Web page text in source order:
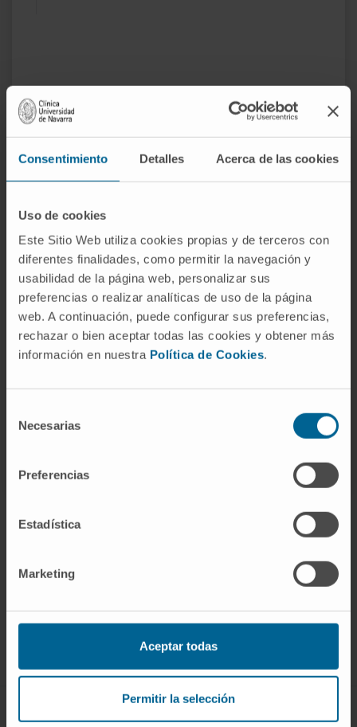
Consentimiento Detalles Acerca de las cookies
Uso de cookies
Este Sitio Web utiliza cookies propias y de terceros con
diferentes finalidades, como permitir la navegación y
usabilidad de la página web, personalizar sus
preferencias o realizar analíticas de uso de la página
web. A continuación, puede configurar sus preferencias,
rechazar o bien aceptar todas las cookies y obtener más
información en nuestra Política de Cookies.
Necesarias
Preferencias
Estadística
Marketing
Aceptar todas
Permitir la selección
Activité
En enseignement
Professeure collaboratrice de travaux
nucléaire. Facultad de Medicina, Universidad
Complutense de Madrid.
En recherche
Elle a participé à plus de 10 communications
orales et posters dans des congrès nationaux
et internationaux et a collaboré à un article
dans une revue scientifique en lien avec sa
Suivez-nous
MALADIES ET TRAITEMENTS